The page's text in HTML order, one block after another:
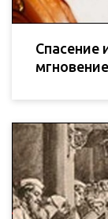
Спасение